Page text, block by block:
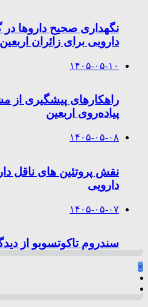
نگهداری صحیح داروها
دارویی برای زائران اربعین
۱۴۰۵-۰۵-۱۰
راهکارهای پیشگیری از
پیاده‌روی اربعین
۱۴۰۵-۰۵-۰۸
نقش پروتئین های ناقل
دارویی
۱۴۰۵-۰۵-۰۷
سندروم تاکوتسوبو از
×